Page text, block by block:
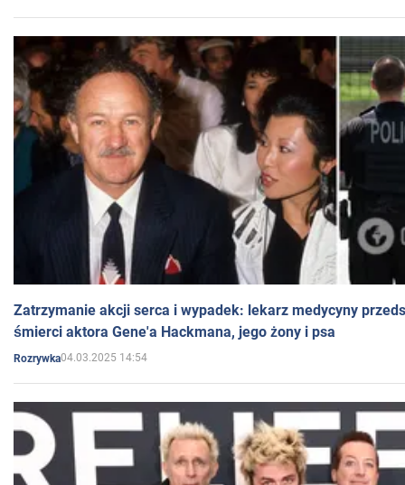
Zatrzymanie akcji serca i wypadek: lekarz medycyny
śmierci aktora Gene'a Hackmana, jego żony i psa
Rozrywka04.03.2025 14:54